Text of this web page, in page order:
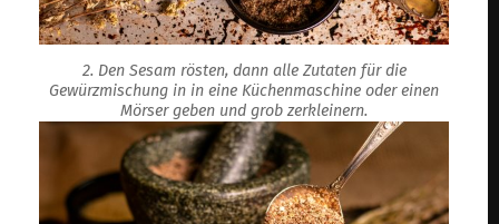
2. Den Sesam rösten, dann alle Zutaten für die
Gewürzmischung in in eine Küchenmaschine oder einen
Mörser geben und grob zerkleinern.